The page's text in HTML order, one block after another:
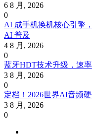
6 8 月, 2026
0
AI 成手机换机核心引擎
AI 普及
4 8 月, 2026
0
蓝牙HDT技术升级，速
3 8 月, 2026
0
定档！2026世界AI音频
3 8 月, 2026
0